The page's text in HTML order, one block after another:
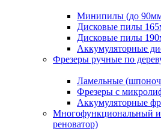
Минипилы (до
Дисковые пилы
Дисковые пилы
Аккумуляторные
Фрезеры ручные по
Ламельные
Фрезеры с
Аккумуляторные
Многофункциональный
реноватор)